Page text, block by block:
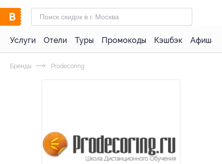
Услуги Отели Туры Промокоды Кэшбэк Афиша
Бренды Prodecoring